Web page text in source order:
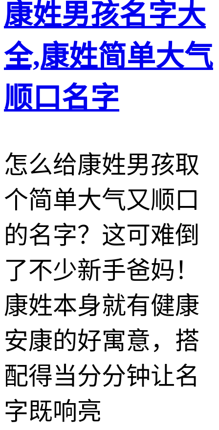
康姓男孩名字大
全,康姓简单大气
顺口名字
怎么给康姓男孩取
个简单大气又顺口
的名字？这可难倒
了不少新手爸妈！
康姓本身就有健康
安康的好寓意，搭
配得当分分钟让名
字既响亮